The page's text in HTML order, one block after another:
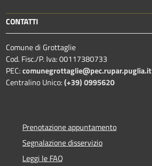
CONTATTI
Comune di Grottaglie
Cod. Fisc./P. Iva: 00117380733
PEC:comunegrottaglie@pec.rupar.puglia.it
Centralino Unico:(+39) 0995620
Prenotazione appuntamento
Segnalazione disservizio
Leggi le FAQ